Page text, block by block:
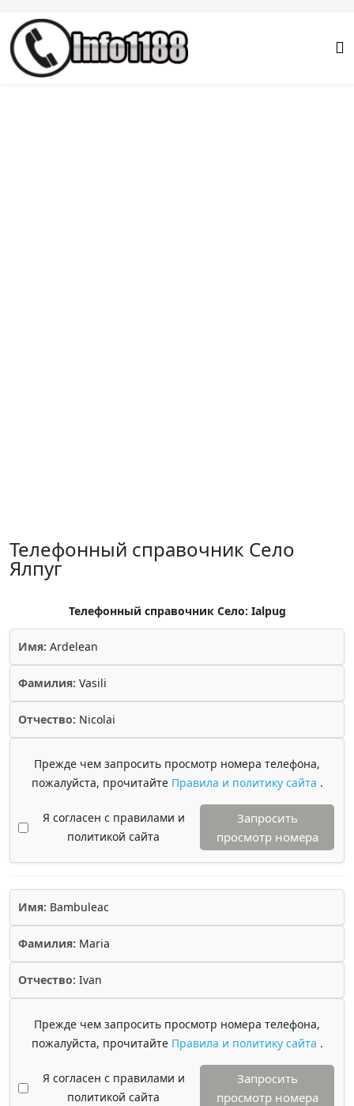
Телефонный справочник Село
Ялпуг
Телефонный справочник Село: Ialpug
Имя: Ardelean
Фамилия: Vasili
Отчество: Nicolai
Прежде чем запросить просмотр номера телефона,
пожалуйста, прочитайте Правила и политику сайта .
Я согласен с правилами и
политикой сайта
Запросить
просмотр номера
Имя: Bambuleac
Фамилия: Maria
Отчество: Ivan
Прежде чем запросить просмотр номера телефона,
пожалуйста, прочитайте Правила и политику сайта .
Я согласен с правилами и
политикой сайта
Запросить
просмотр номера